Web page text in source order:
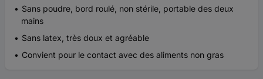
Sans poudre, bord roulé, non stérile, portable des deux
mains
Sans latex, très doux et agréable
Convient pour le contact avec des aliments non gras